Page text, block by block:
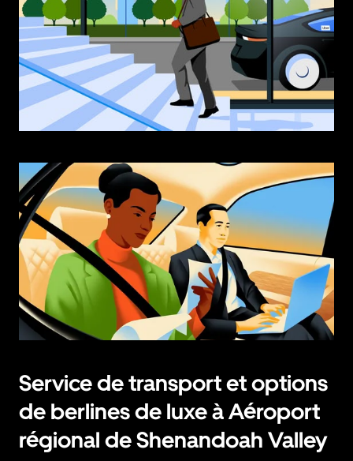
Service de transport et options
de berlines de luxe à Aéroport
régional de Shenandoah Valley